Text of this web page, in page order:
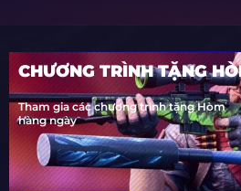
CHƯƠNG TRÌNH TẶNG
Tham gia các chương trình tặng Hòm
hàng ngày